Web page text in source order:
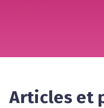
Articles et